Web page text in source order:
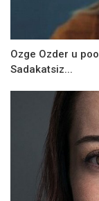
Ozge Ozder u
Sadakatsiz...